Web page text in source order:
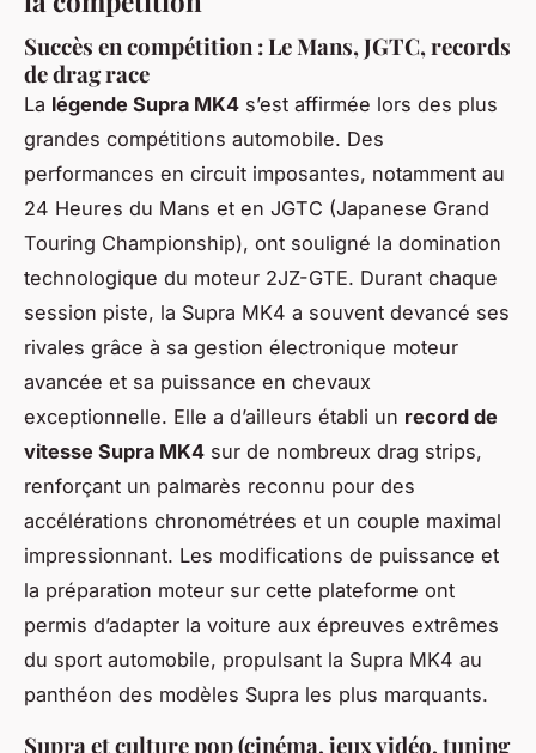
Succès en compétition : Le Mans, JGTC, records
de drag race
La légende Supra MK4 s’est affirmée lors des plus
grandes compétitions automobile. Des
performances en circuit imposantes, notamment au
24 Heures du Mans et en JGTC (Japanese Grand
Touring Championship), ont souligné la domination
technologique du moteur 2JZ-GTE. Durant chaque
session piste, la Supra MK4 a souvent devancé ses
rivales grâce à sa gestion électronique moteur
avancée et sa puissance en chevaux
exceptionnelle. Elle a d’ailleurs établi un record de
vitesse Supra MK4 sur de nombreux drag strips,
renforçant un palmarès reconnu pour des
accélérations chronométrées et un couple maximal
impressionnant. Les modifications de puissance et
la préparation moteur sur cette plateforme ont
permis d’adapter la voiture aux épreuves extrêmes
du sport automobile, propulsant la Supra MK4 au
panthéon des modèles Supra les plus marquants.
Supra et culture pop (cinéma, jeux vidéo, tuning